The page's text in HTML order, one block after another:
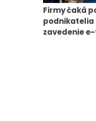
Firmy čaká
podnikatelia
zavedenie